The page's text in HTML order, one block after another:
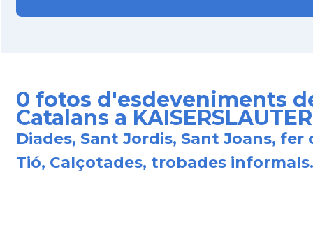
0 fotos d'esdeveniments
Catalans a
Diades, Sant Jordis, Sant Joans, fer
Tió, Calçotades, trobades